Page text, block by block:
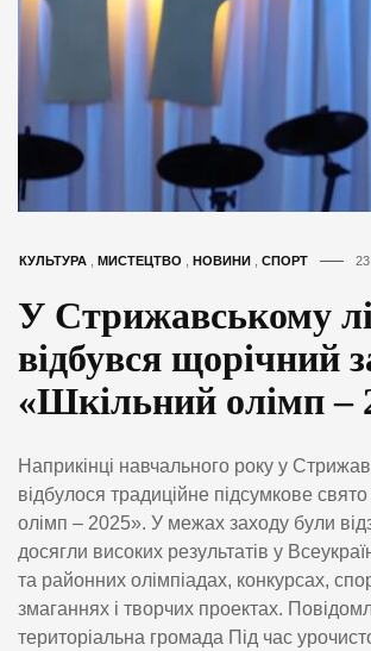
КУЛЬТУРА МИСТЕЦТВО НОВИНИ СПОРТ
У Стрижавському
відбувся щорічний
«Шкільний олімп –
Наприкінці навчального року у
відбулося традиційне підсумкове
олімп – 2025». У межах заходу були
досягли високих результатів у
та районних олімпіадах, конкурсах,
змаганнях і творчих проектах.
територіальна громада Під час